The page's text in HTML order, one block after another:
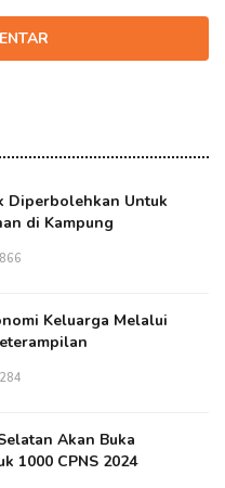
Diperbolehkan Untuk
di Kampung
Keluarga Melalui
Akan Buka
1000 CPNS 2024